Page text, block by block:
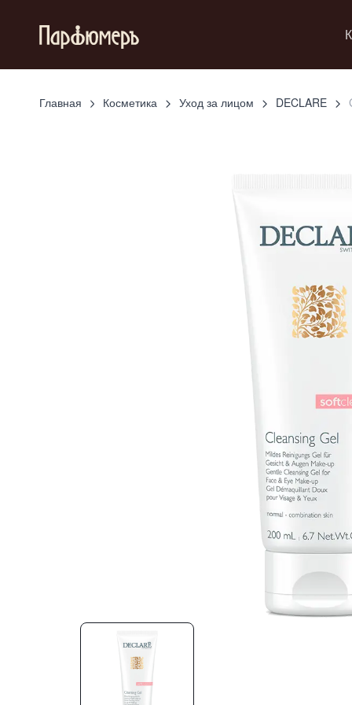
Главная Косметика Уход за лицом DECLARE